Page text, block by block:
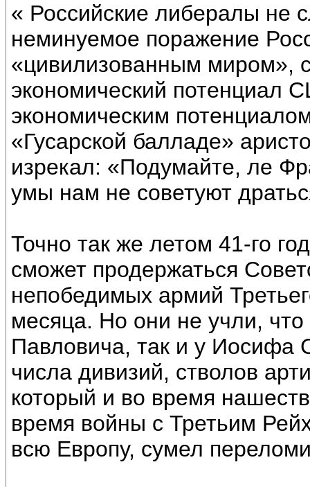
« Российские либералы не
неминуемое поражение
«цивилизованным миром»,
экономический потенциал
экономическим
«Гусарской балладе»
изрекал: «Подумайте, ле
умы нам не советуют
Точно так же летом 41-го
сможет продержаться
непобедимых армий
месяца. Но они не учли, что
Павловича, так и у Иосифа
числа дивизий, стволов
который и во время
время войны с Третьим
всю Европу, сумел